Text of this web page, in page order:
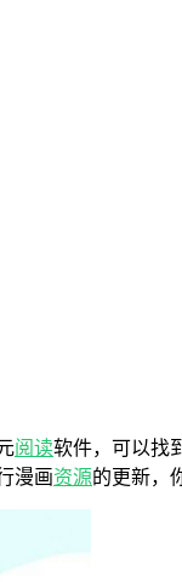
阅读软件，可以找
漫画资源的更新，